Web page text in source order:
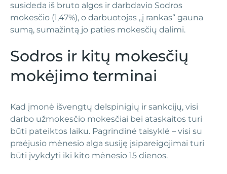
susideda iš bruto algos ir darbdavio Sodros
mokesčio (1,47%), o darbuotojas „į rankas“ gauna
sumą, sumažintą jo paties mokesčių dalimi.
Sodros ir kitų mokesčių
mokėjimo terminai
Kad įmonė išvengtų delspinigių ir sankcijų, visi
darbo užmokesčio mokesčiai bei ataskaitos turi
būti pateiktos laiku. Pagrindinė taisyklė – visi su
praėjusio mėnesio alga susiję įsipareigojimai turi
būti įvykdyti iki kito mėnesio 15 dienos.